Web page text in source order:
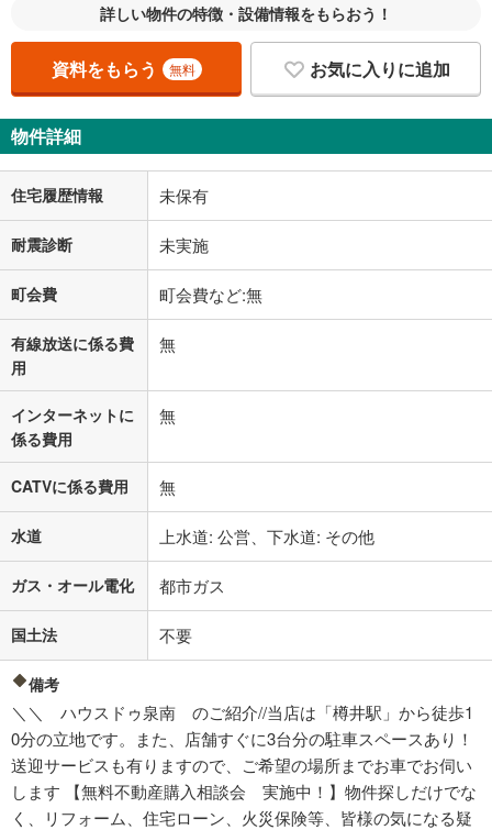
詳しい物件の特徴・設備情報をもらおう！
資料をもらう 無料 お気に入りに追加
物件詳細
住宅履歴情報 未保有
耐震診断 未実施
町会費 町会費など:無
有線放送に係る費
用
無
インターネットに
係る費用
無
CATVに係る費用 無
水道 上水道: 公営、下水道: その他
ガス・オール電化 都市ガス
国土法 不要
備考
＼＼ ハウスドゥ泉南 のご紹介//当店は「樽井駅」から徒歩1
0分の立地です。また、店舗すぐに3台分の駐車スペースあり！
送迎サービスも有りますので、ご希望の場所までお車でお伺い
します 【無料不動産購入相談会 実施中！】物件探しだけでな
く、リフォーム、住宅ローン、火災保険等、皆様の気になる疑